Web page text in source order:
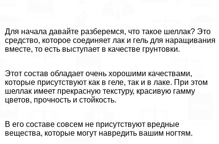
Для начала давайте разберемся, что такое шеллак? Это
средство, которое соединяет лак и гель для наращивания
вместе, то есть выступает в качестве грунтовки.
Этот состав обладает очень хорошими качествами,
которые присутствуют как в геле, так и в лаке. При этом
шеллак имеет прекрасную текстуру, красивую гамму
цветов, прочность и стойкость.
В его составе совсем не присутствуют вредные
вещества, которые могут навредить вашим ногтям.